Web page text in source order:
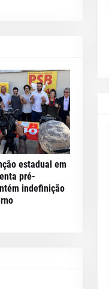
estadual em
pré-
indefinição